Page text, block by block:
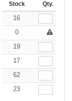
144-287 288 +
Stock Qty.
47.12
16
47.12 47.12zł
0
47.12
19
47.12
17
47.12
62
47.12
23